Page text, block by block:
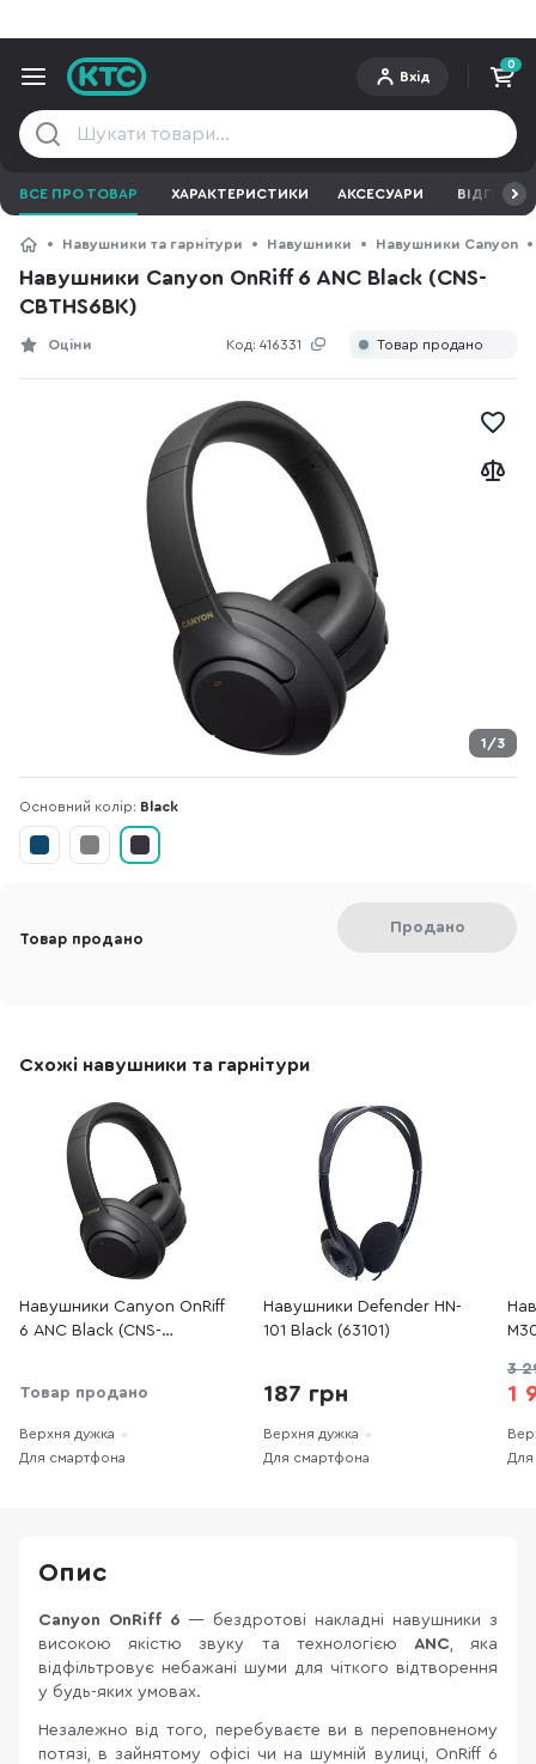
Вхід
0
ВСЕ ПРО ТОВАР ХАРАКТЕРИСТИКИ АКСЕСУАРИ ВІДГУКИ
Навушники та гарнітури Навушники Навушники Canyon
Навушники Canyon OnRiff 6 ANC Black (CNS-
CBTHS6BK)
Код: 416331
Оціни Товар продано
1/3
Основний колір: Black
Товар продано
Продано
Схожі навушники та гарнітури
Навушники Canyon OnRiff
6 ANC Black (CNS-
Товар продано
Верхня дужка
Для смартфона
Навушники Defender HN-
101 Black (63101)
187 грн
Верхня дужка
Для смартфона
3
1
Опис
Canyon OnRiff 6 — бездротові накладні навушники з
високою якістю звуку та технологією ANC, яка
відфільтровує небажані шуми для чіткого відтворення
у будь-яких умовах.
Незалежно від того, перебуваєте ви в переповненому
потязі, в зайнятому офісі чи на шумній вулиці, OnRiff 6